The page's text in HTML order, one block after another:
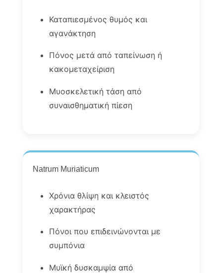
Καταπιεσμένος θυμός και
αγανάκτηση
Πόνος μετά από ταπείνωση ή
κακομεταχείριση
Μυοσκελετική τάση από
συναισθηματική πίεση
Natrum Muriaticum
Χρόνια θλίψη και κλειστός
χαρακτήρας
Πόνοι που επιδεινώνονται με
συμπόνια
Μυϊκή δυσκαμψία από